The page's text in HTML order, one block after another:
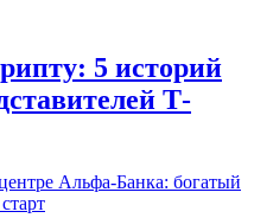
5 историй
Т-